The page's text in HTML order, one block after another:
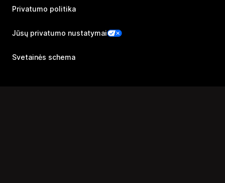
Privatumo politika
Jūsų privatumo nustatymai
Svetainės schema